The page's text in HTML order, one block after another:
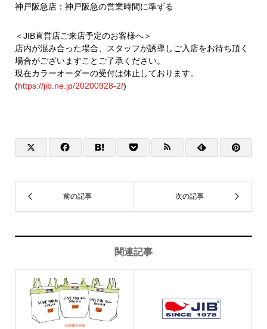
神戸阪急店：神戸阪急の営業時間に準ずる
＜JIB直営店ご来店予定のお客様へ＞
店内が混み合った場合、スタッフが誘導しご入店をお待ち頂く
場合がございますことご了承ください。
現在カラーオーダーの受付は休止しております。
(https://jib.ne.jp/20200928-2/)
関連記事